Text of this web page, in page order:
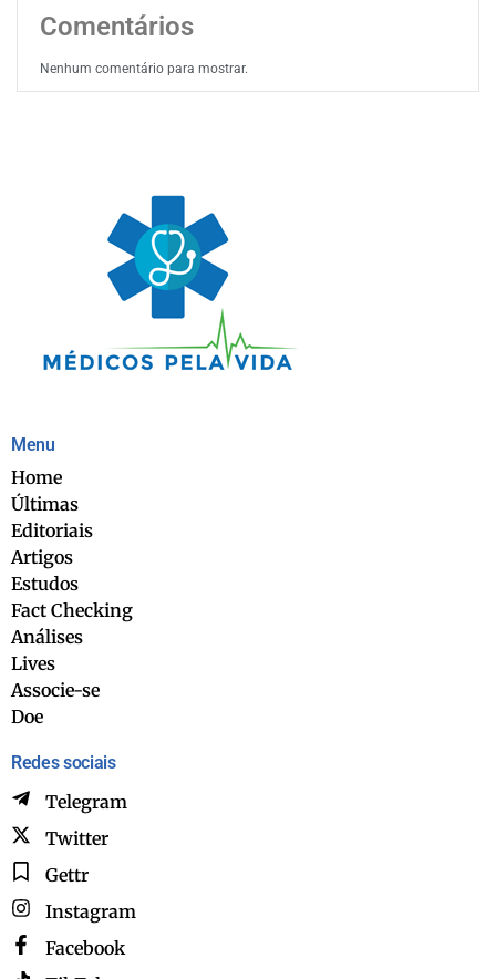
Comentários
Nenhum comentário para mostrar.
Menu
Home
Últimas
Editoriais
Artigos
Estudos
Fact Checking
Análises
Lives
Associe-se
Doe
Redes sociais
Telegram
Twitter
Gettr
Instagram
Facebook